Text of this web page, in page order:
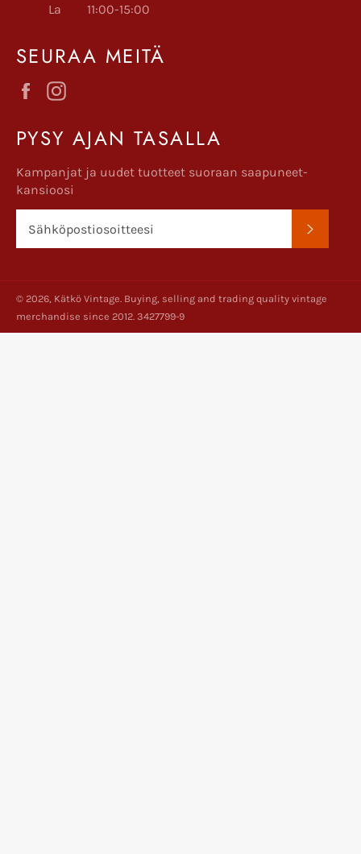
La 11:00-15:00
SEURAA MEITÄ
Facebook
PYSY AJAN TASALLA
Kampanjat ja uudet tuotteet suoraan saapuneet-
kansioosi
© 2026, Kätkö Vintage. Buying, selling and trading quality vintage
merchandise since 2012. 3427799-9